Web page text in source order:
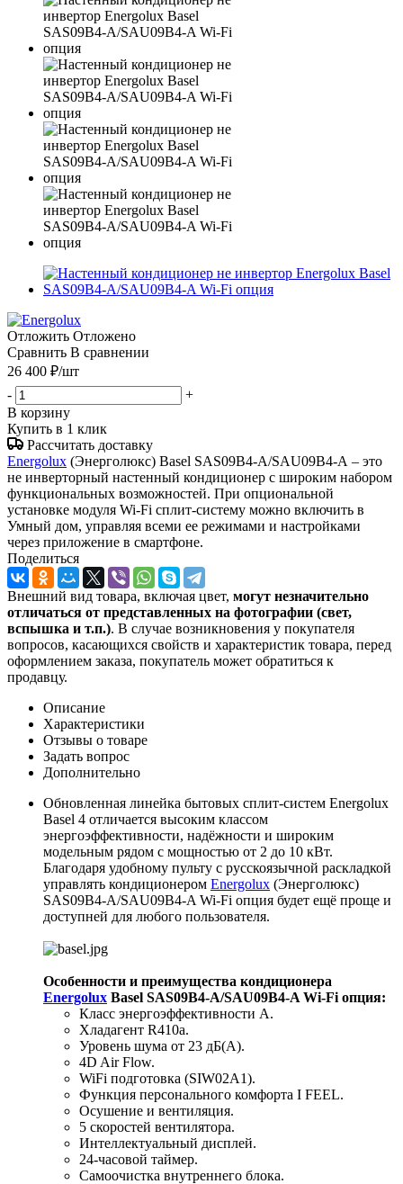
Отложить Отложено
Сравнить В сравнении
26 400 ₽/шт
-
+
В корзину
Купить в 1 клик
Рассчитать доставку
Energolux (Энерголюкс) Basel SAS09B4-A/SAU09B4-A – это
не инверторный настенный кондиционер с широким набором
функциональных возможностей. При опциональной
установке модуля Wi-Fi сплит-систему можно включить в
Умный дом, управляя всеми ее режимами и настройками
через приложение в смартфоне.
Поделиться
Внешний вид товара, включая цвет, могут незначительно
отличаться от представленных на фотографии (свет,
вспышка и т.п.). В случае возникновения у покупателя
вопросов, касающихся свойств и характеристик товара, перед
оформлением заказа, покупатель может обратиться к
продавцу.
Описание
Характеристики
Отзывы о товаре
Задать вопрос
Дополнительно
Обновленная линейка бытовых сплит-систем Energolux
Basel 4 отличается высоким классом
энергоэффективности, надёжности и широким
модельным рядом с мощностью от 2 до 10 кВт.
Благодаря удобному пульту с русскоязычной раскладкой
управлять кондиционером Energolux (Энерголюкс)
SAS09B4-A/SAU09B4-A Wi-Fi опция будет ещё проще и
доступней для любого пользователя.
Особенности и преимущества кондиционера
Energolux Basel SAS09B4-A/SAU09B4-A Wi-Fi опция:
Класс энергоэффективности А.
Хладагент R410a.
Уровень шума от 23 дБ(А).
4D Air Flow.
WiFi подготовка (SIW02A1).
Функция персонального комфорта I FEEL.
Осушение и вентиляция.
5 скоростей вентилятора.
Интеллектуальный дисплей.
24-часовой таймер.
Самоочистка внутреннего блока.